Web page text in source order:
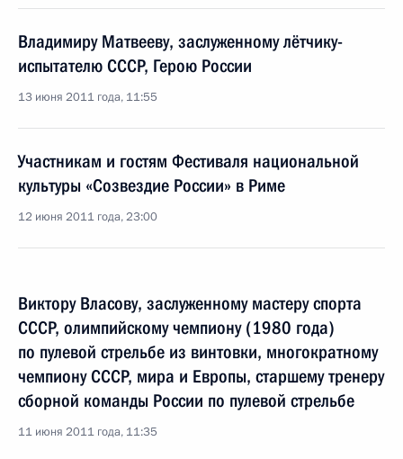
Владимиру Матвееву, заслуженному лётчику-
испытателю СССР, Герою России
13 июня 2011 года, 11:55
Участникам и гостям Фестиваля национальной
культуры «Созвездие России» в Риме
12 июня 2011 года, 23:00
Виктору Власову, заслуженному мастеру спорта
СССР, олимпийскому чемпиону (1980 года)
по пулевой стрельбе из винтовки, многократному
чемпиону СССР, мира и Европы, старшему тренеру
сборной команды России по пулевой стрельбе
11 июня 2011 года, 11:35